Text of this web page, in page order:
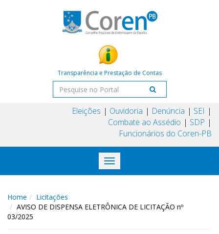
Transparência e Prestação de Contas
Eleições Ouvidoria Denúncia
SEI
Combate ao Assédio
SDP
Funcionários do Coren-PB
Toggle
navigation
Home
Licitações
AVISO DE DISPENSA ELETRÔNICA DE LICITAÇÃO nº
03/2025